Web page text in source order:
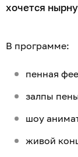
хочется
В программе:
пенная
залпы
шоу
живой